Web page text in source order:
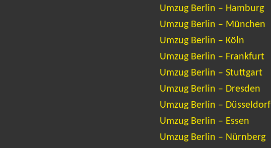
Umzug Berlin – Hamburg
Umzug Berlin – München
Umzug Berlin – Köln
Umzug Berlin – Frankfurt
Umzug Berlin – Stuttgart
Umzug Berlin – Dresden
Umzug Berlin – Düsseldorf
Umzug Berlin – Essen
Umzug Berlin – Nürnberg